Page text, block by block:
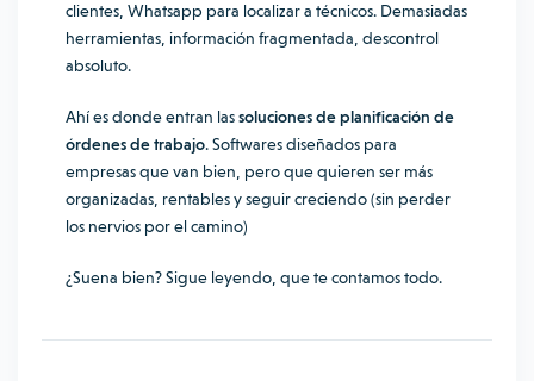
clientes, Whatsapp para localizar a técnicos. Demasiadas
herramientas, información fragmentada, descontrol
absoluto.
Ahí es donde entran lassoluciones de planificación de
órdenes de trabajo. Softwares diseñados para
empresas que van bien, pero que quieren ser más
organizadas, rentables y seguir creciendo (sin perder
los nervios por el camino)
¿Suena bien? Sigue leyendo, que te contamos todo.